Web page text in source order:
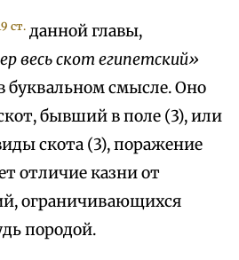
ст. данной главы,
весь скот египетский»
буквальном смысле. Оно
бывший в поле (3), или
скота (3), поражение
отличие казни от
ограничивающихся
породой.